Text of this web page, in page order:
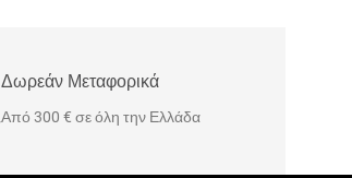
Δωρεάν Μεταφορικά
Από 300 € σε όλη την Ελλάδα